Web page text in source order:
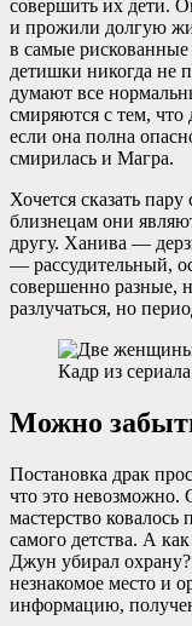
совершить их дети.
и прожили долгую
в самые
детишки никогда не
думают все
смиряются с тем,
если она полна
смирилась и Магра.
Хочется сказать
близнецам они
другу. Ханива —
— рассудительный,
совершенно разные,
разлучаться, но
Кадр из
Можно
Постановка драк
что это невозможно.
мастерство
самого детства. А
Джун убирал
незнакомое место и
информацию,